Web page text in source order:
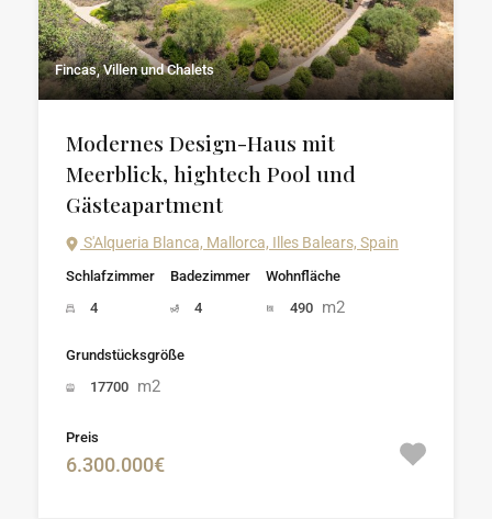
Fincas, Villen und Chalets
Modernes Design-Haus mit
Meerblick, hightech Pool und
Gästeapartment
S'Alqueria Blanca, Mallorca, Illes Balears, Spain
Schlafzimmer
4
Badezimmer
4
Wohnfläche
490 m2
Grundstücksgröße
17700 m2
Preis
6.300.000€